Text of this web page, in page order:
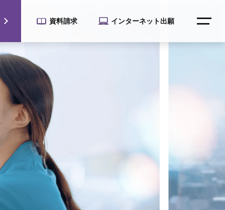
資料請求 インターネット出願